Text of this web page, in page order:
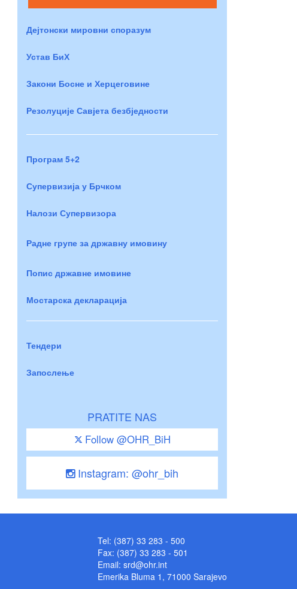
Дејтонски мировни споразум
Устав БиХ
Закони Босне и Херцеговине
Резолуције Савјета безбједности
Програм 5+2
Супервизија у Брчком
Налози Супервизора
Радне групе за државну имовину
Попис државне имовине
Мостарска декларација
Тендери
Запослење
PRATITE NAS
Follow @OHR_BiH
Instagram: @ohr_bih
Tel: (387) 33 283 - 500
Fax: (387) 33 283 - 501
Email: srd@ohr.int
Emerika Bluma 1, 71000 Sarajevo